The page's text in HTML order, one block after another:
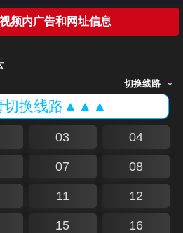
频内广告和网址信息
切换线路
切换线路▲▲▲
03 04
07 08
11 12
15 16